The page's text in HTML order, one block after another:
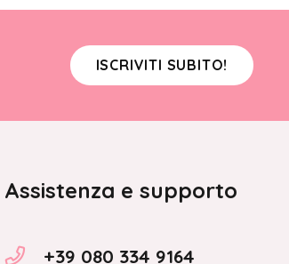
ISCRIVITI SUBITO!
Assistenza e supporto
+39 080 334 9164